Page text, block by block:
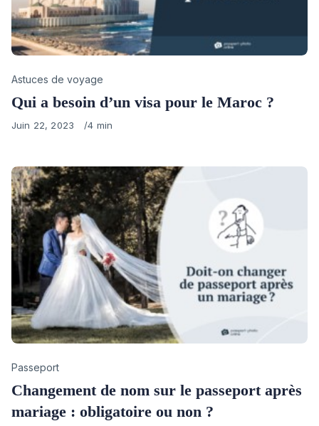
Category
Astuces de voyage
Qui a besoin d’un visa pour le Maroc ?
Published
Juin 22, 2023 4 min
Category
Passeport
Changement de nom sur le passeport après
mariage : obligatoire ou non ?